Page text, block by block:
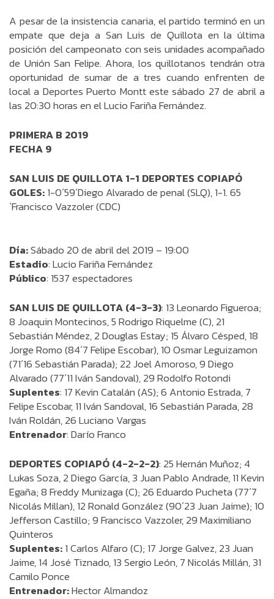
A pesar de la insistencia canaria, el partido terminó en un
empate que deja a San Luis de Quillota en la última
posición del campeonato con seis unidades acompañado
de Unión San Felipe. Ahora, los quillotanos tendrán otra
oportunidad de sumar de a tres cuando enfrenten de
local a Deportes Puerto Montt este sábado 27 de abril a
las 20:30 horas en el Lucio Fariña Fernández.
PRIMERA B 2019
FECHA 9
SAN LUIS DE QUILLOTA 1-1 DEPORTES COPIAPÓ
GOLES: 1-0´59´Diego Alvarado de penal (SLQ), 1-1. 65
´Francisco Vazzoler (CDC)
Día:Sábado 20 de abril del 2019 – 19:00
Estadio: Lucio Fariña Fernández
Público: 1537 espectadores
SAN LUIS DE QUILLOTA (4-3-3): 13 Leonardo Figueroa;
8 Joaquin Montecinos, 5 Rodrigo Riquelme (C), 21
Sebastián Méndez, 2 Douglas Estay; 15 Álvaro Césped, 18
Jorge Romo (84´7 Felipe Escobar), 10 Osmar Leguizamon
(71´16 Sebastián Parada); 22 Joel Amoroso, 9 Diego
Alvarado (77´11 Iván Sandoval), 29 Rodolfo Rotondi
Suplentes: 17 Kevin Catalán (AS); 6 Antonio Estrada, 7
Felipe Escobar, 11 Iván Sandoval, 16 Sebastián Parada, 28
Iván Roldán, 26 Luciano Vargas
Entrenador: Darío Franco
DEPORTES COPIAPÓ (4-2-2-2): 25 Hernán Muñoz; 4
Lukas Soza, 2 Diego García, 3 Juan Pablo Andrade, 11 Kevin
Egaña; 8 Freddy Munizaga (C); 26 Eduardo Pucheta (77´7
Nicolás Millan), 12 Ronald González (90´23 Juan Jaime); 10
Jefferson Castillo; 9 Francisco Vazzoler, 29 Maximiliano
Quinteros
Suplentes: 1 Carlos Alfaro (C); 17 Jorge Galvez, 23 Juan
Jaime, 14 José Tiznado, 13 Sergio León, 7 Nicolás Millán, 31
Camilo Ponce
Entrenador:Hector Almandoz